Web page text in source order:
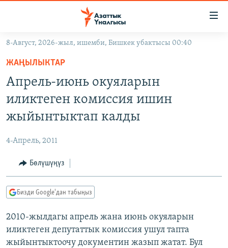
Навигацияга
өтүңүз
Издөөгө
салыңызКЫРГЫЗСТАН
САЯСАТ
МАДАНИЯТ
ДҮЙНӨ
ДҮЙНӨ
УКРАИНА
ТВ ПРОГРАММАЛАР
БҮГҮН АЗАТТЫКТА
ДАНИСТЕ
ЭЖЕ-СИҢДИЛЕР
ПОДКАСТ
ОНЛАЙН ШЕРИНЕ
8-Август, 2026-жыл, ишемби, Бишкек убактысы 00:40
ЖАҢЫЛЫКТАР
Апрель-июнь окуяларын
иликтеген комиссия ишин
жыйынтыктап калды
4-Апрель, 2011
Бөлүшүңүз
Бизди Google'дан табыңыз
2010-жылдагы апрель жана июнь окуяларын
иликтеген депутаттык комиссия ушул тапта
жыйынтыктоочу документин жазып жатат. Бул